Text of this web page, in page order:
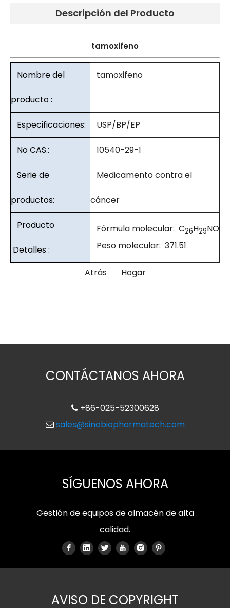
Descripción del Producto
tamoxifeno
Nombre del
producto :
tamoxifeno
Especificaciones: USP/BP/EP
No CAS.: 10540-29-1
Serie de
productos:
Medicamento contra el
cáncer
Producto
Detalles :
Fórmula molecular: C26H29NO
Peso molecular: 371.51
Atrás Hogar
CONTÁCTANOS AHORA
+86-025-52300628
 sales@sinobiopharmatech.com
SÍGUENOS AHORA
Gestión de equipos de almacén de alta
calidad.
AVISO DE COPYRIGHT